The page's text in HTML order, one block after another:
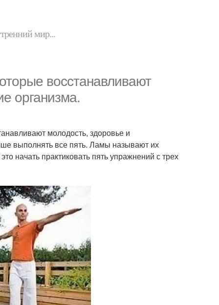
мир...
восстанавливают
организма.
молодость, здоровье и
выполнять все пять. Ламы называют их
начать практиковать пять упражнений с трех